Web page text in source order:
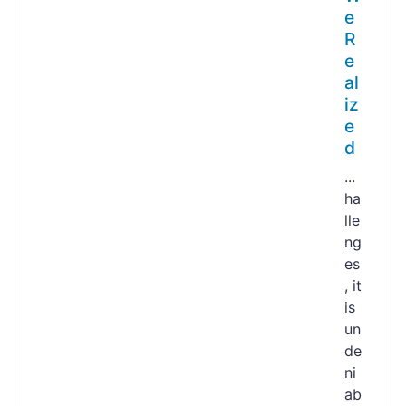
e
R
e
al
iz
e
d
...
ha
lle
ng
es
, it
is
un
de
ni
ab